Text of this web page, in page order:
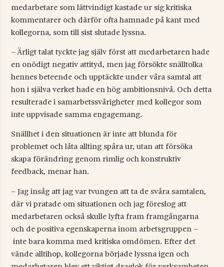
medarbetare som lättvindigt kastade ur sig kritiska
kommentarer och därför ofta hamnade på kant med
kollegorna, som till sist slutade lyssna.
– Ärligt talat tyckte jag själv först att medarbetaren hade
en onödigt negativ attityd, men jag försökte snälltolka
hennes beteende och upptäckte under våra samtal att
hon i själva verket hade en hög ambitionsnivå. Och detta
resulterade i samarbetssvårigheter med kollegor som
inte uppvisade samma engagemang.
Snällhet i den situationen är inte att blunda för
problemet och låta allting spåra ur, utan att försöka
skapa förändring genom rimlig och konstruktiv
feedback, menar han.
– Jag insåg att jag var tvungen att ta de svåra samtalen,
där vi pratade om situationen och jag föreslog att
medarbetaren också skulle lyfta fram framgångarna
och de positiva egenskaperna inom arbetsgruppen –
inte bara komma med kritiska omdömen. Efter det
vände alltihop, kollegorna började lyssna igen och